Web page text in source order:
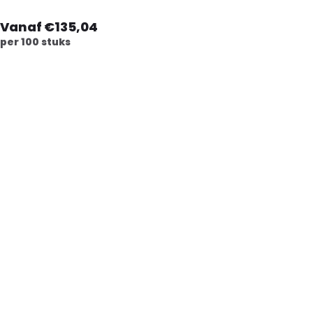
Vanaf €135,04
per 100 stuks